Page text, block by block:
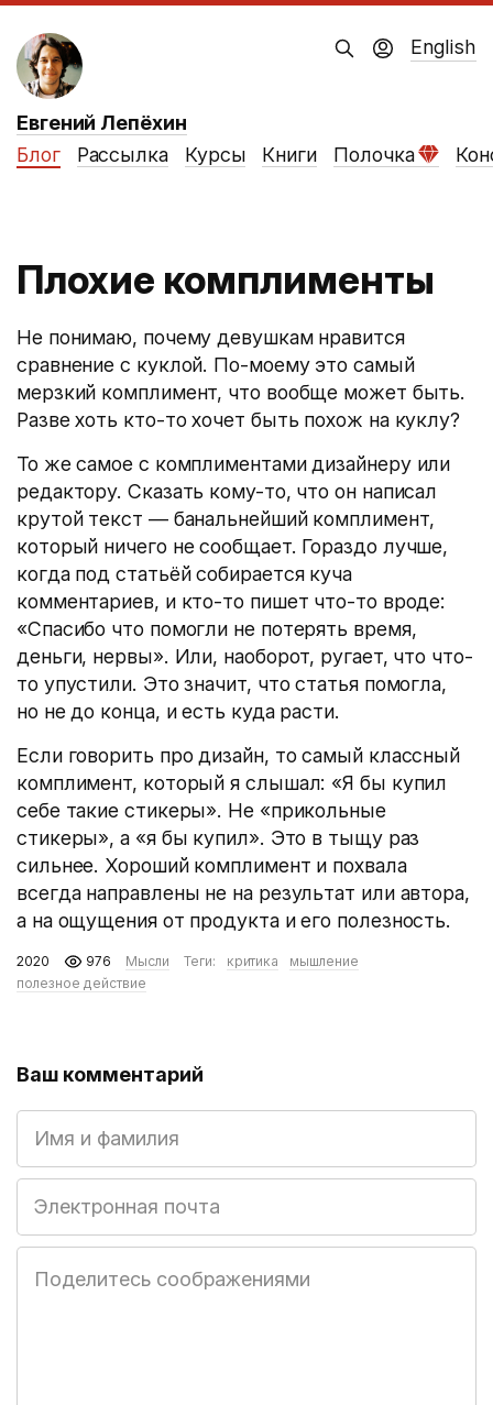
Евгений Лепёхин
Блог
Рассылка Курсы Книги Полочка
English
Плохие комплименты
Не понимаю, почему девушкам нравится
сравнение с куклой. По-моему это самый
мерзкий комплимент, что вообще может быть.
Разве хоть кто-то хочет быть похож на куклу?
То же самое с комплиментами дизайнеру или
редактору. Сказать кому-то, что он написал
крутой текст — банальнейший комплимент,
который ничего не сообщает. Гораздо лучше,
когда под статьёй собирается куча
комментариев, и кто-то пишет что-то вроде:
«Спасибо что помогли не потерять время,
деньги, нервы». Или, наоборот, ругает, что что-
то упустили. Это значит, что статья помогла,
но не до конца, и есть куда расти.
Если говорить про дизайн, то самый классный
комплимент, который я слышал: «Я бы купил
себе такие стикеры». Не «прикольные
стикеры», а «я бы купил». Это в тыщу раз
сильнее. Хороший комплимент и похвала
всегда направлены не на результат или автора,
а на ощущения от продукта и его полезность.
2020 976 Мысли Теги: критика
мышление
полезное действие
Ваш комментарий